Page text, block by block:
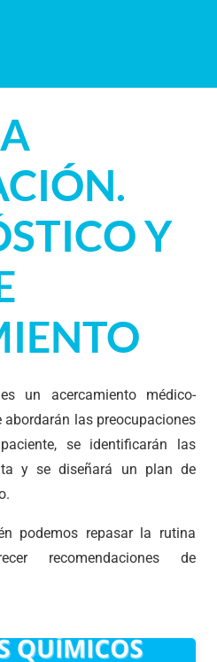
Y
un acercamiento médico-
abordarán las preocupaciones
se identificarán las
y se diseñará un plan de
podemos repasar la rutina
recomendaciones de